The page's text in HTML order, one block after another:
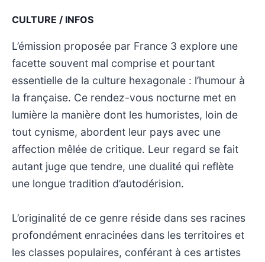
CULTURE / INFOS
L’émission proposée par France 3 explore une
facette souvent mal comprise et pourtant
essentielle de la culture hexagonale : l’humour à
la française. Ce rendez-vous nocturne met en
lumière la manière dont les humoristes, loin de
tout cynisme, abordent leur pays avec une
affection mêlée de critique. Leur regard se fait
autant juge que tendre, une dualité qui reflète
une longue tradition d’autodérision.
L’originalité de ce genre réside dans ses racines
profondément enracinées dans les territoires et
les classes populaires, conférant à ces artistes